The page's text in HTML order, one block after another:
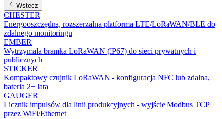
Wstecz
CHESTER
Energooszczędna, rozszerzalna platforma LTE/LoRaWAN/BLE do
zdalnego monitoringu
EMBER
Wytrzymała bramka LoRaWAN (IP67) do sieci prywatnych i
publicznych
STICKER
Kompaktowy czujnik LoRaWAN - konfiguracja NFC lub zdalna,
bateria 2+ lata
GAUGER
Licznik impulsów dla linii produkcyjnych - wyjście Modbus TCP
przez WiFi/Ethernet